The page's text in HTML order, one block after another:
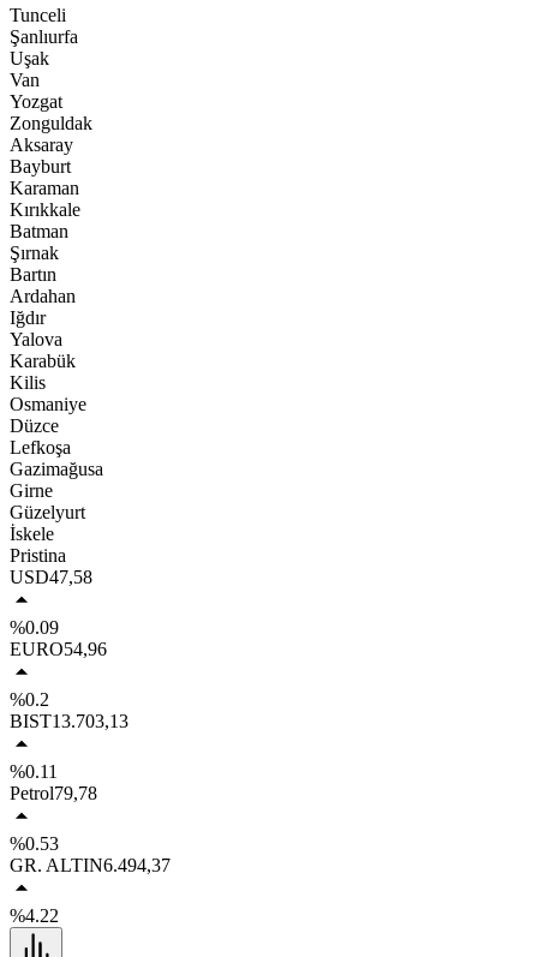
Tunceli
Şanlıurfa
Uşak
Van
Yozgat
Zonguldak
Aksaray
Bayburt
Karaman
Kırıkkale
Batman
Şırnak
Bartın
Ardahan
Iğdır
Yalova
Karabük
Kilis
Osmaniye
Düzce
Lefkoşa
Gazimağusa
Girne
Güzelyurt
İskele
Pristina
USD47,58
%0.09
EURO54,96
%0.2
BIST13.703,13
%0.11
Petrol79,78
%0.53
GR. ALTIN6.494,37
%4.22